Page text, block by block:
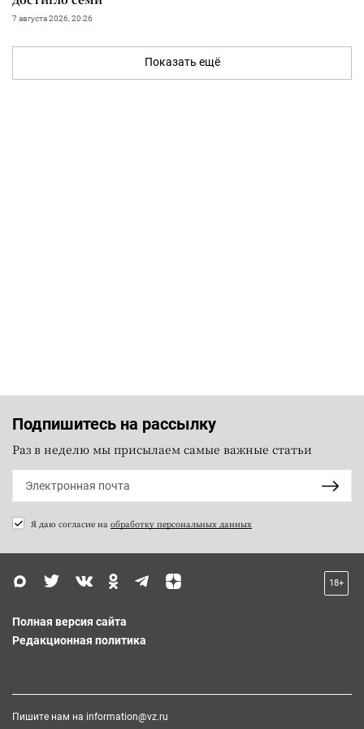
7 августа 2026, 20:26
Показать ещё
Подпишитесь на рассылку
Раз в неделю мы присылаем самые важные статьи
Я даю согласие на обработку персональных данных
18+
Полная версия сайта
Редакционная политика
Пишите нам на information@vz.ru